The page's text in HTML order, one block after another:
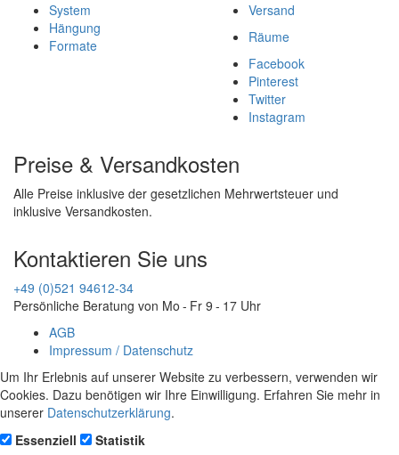
System
Hängung
Formate
Versand
Räume
Facebook
Pinterest
Twitter
Instagram
Preise & Versandkosten
Alle Preise inklusive der gesetzlichen Mehrwertsteuer und
inklusive Versandkosten.
Kontaktieren Sie uns
+49 (0)521 94612-34
Persönliche Beratung von Mo - Fr 9 - 17 Uhr
AGB
Impressum / Datenschutz
Um Ihr Erlebnis auf unserer Website zu verbessern, verwenden wir
Cookies. Dazu benötigen wir Ihre Einwilligung. Erfahren Sie mehr in
unserer Datenschutzerklärung.
Essenziell
Statistik